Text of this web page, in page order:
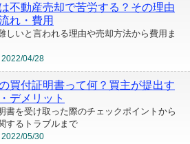
不動産売却で苦労する？その理由
れ・費用
しいと言われる理由や売却方法から費用ま
2022/04/28
買付証明書って何？買主が提出す
デメリット
書を受け取った際のチェックポイントから
するトラブルまで
2022/05/30